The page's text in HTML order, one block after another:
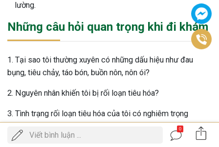
lường.
Những câu hỏi quan trọng khi đi khám
1. Tại sao tôi thường xuyên có những dấu hiệu như đau
bụng, tiêu chảy, táo bón, buồn nôn, nôn ói?
2. Nguyên nhân khiến tôi bị rối loạn tiêu hóa?
3. Tình trạng rối loạn tiêu hóa của tôi có nghiêm trọng
Viết bình luận ...
0
Gọi
ĐẶT LỊCH KHÁM